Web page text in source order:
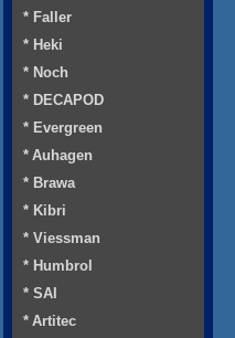
* Faller
* Heki
* Noch
* DECAPOD
* Evergreen
* Auhagen
* Brawa
* Kibri
* Viessman
* Humbrol
* SAI
* Artitec